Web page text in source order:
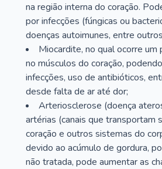
na região interna do coração.
por infecções (fúngicas ou
doenças autoimunes, entre
Miocardite, no qual ocorre
no músculos do coração,
infecções, uso de antibióticos,
desde falta de ar até dor;
Arteriosclerose (doença
artérias (canais que transportam
coração e outros sistemas do
devido ao acúmulo de gordura,
não tratada, pode aumentar as